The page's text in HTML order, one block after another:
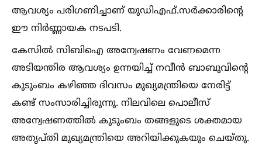
ആവശ്യം പരിഗണിച്ചാണ് യുഡിഎഫ്.സർക്കാരിന്റെ
ഈ നിർണ്ണായക നടപടി.
കേസില്‍ സിബിഐ അന്വേഷണം വേണമെന്ന
അടിയന്തിര ആവശ്യം ഉന്നയിച്ച്‌ നവീൻ ബാബുവിന്റെ
കുടുംബം കഴിഞ്ഞ ദിവസം മുഖ്യമന്ത്രിയെ നേരിട്ട്
കണ്ട് സംസാരിച്ചിരുന്നു. നിലവിലെ പൊലീസ്
അന്വേഷണത്തില്‍ കുടുംബം തങ്ങളുടെ ശക്തമായ
അതൃപ്തി മുഖ്യമന്ത്രിയെ അറിയിക്കുകയും ചെയ്തു.